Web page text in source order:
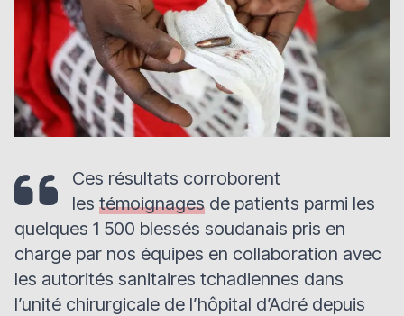
Ces résultats corroborent
les témoignages de patients parmi les
quelques 1 500 blessés soudanais pris en
charge par nos équipes en collaboration avec
les autorités sanitaires tchadiennes dans
l’unité chirurgicale de l’hôpital d’Adré depuis